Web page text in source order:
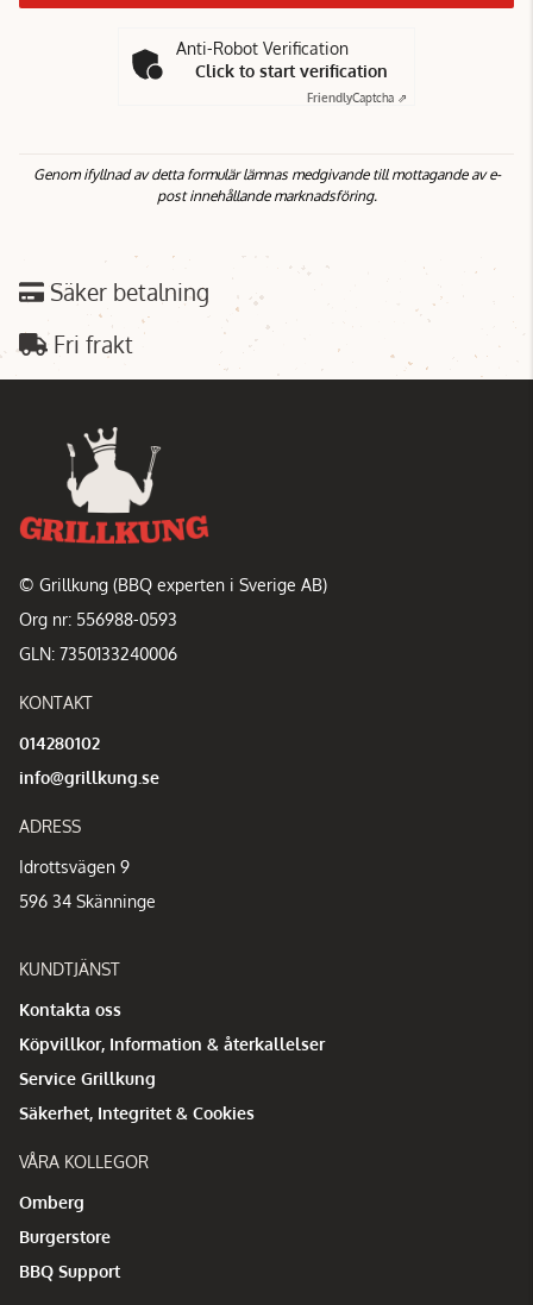
Anti-Robot Verification
Click to start verification
FriendlyCaptcha ⇗
Genom ifyllnad av detta formulär lämnas medgivande till mottagande av e-
post innehållande marknadsföring.
Säker betalning
Fri frakt
© Grillkung (BBQ experten i Sverige AB)
Org nr: 556988-0593
GLN: 7350133240006
KONTAKT
014280102
info@grillkung.se
ADRESS
Idrottsvägen 9
596 34 Skänninge
KUNDTJÄNST
Kontakta oss
Köpvillkor, Information & återkallelser
Service Grillkung
Säkerhet, Integritet & Cookies
VÅRA KOLLEGOR
Omberg
Burgerstore
BBQ Support